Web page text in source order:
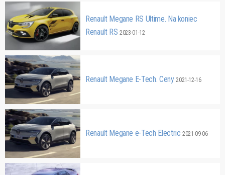
Renault Megane RS Ultime. Na koniec
Renault RS2023-01-12
Renault Megane E-Tech. Ceny2021-12-16
Renault Megane e-Tech Electric2021-09-06